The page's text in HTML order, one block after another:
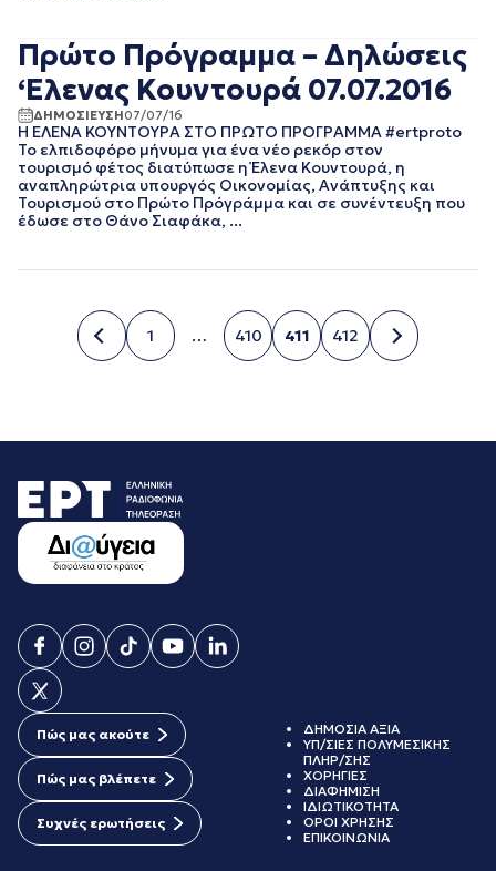
Πρώτο Πρόγραμμα – Δηλώσεις
‘Ελενας Κουντουρά 07.07.2016
ΔΗΜΟΣΙΕΥΣΗ07/07/16
Η ΕΛΕΝΑ ΚΟΥΝΤΟΥΡΑ ΣΤΟ ΠΡΩΤΟ ΠΡΟΓΡΑΜΜΑ #ertproto
Το ελπιδοφόρο μήνυμα για ένα νέο ρεκόρ στον
τουρισμό φέτος διατύπωσε η Έλενα Κουντουρά, η
αναπληρώτρια υπουργός Οικονομίας, Ανάπτυξης και
Τουρισμού στο Πρώτο Πρόγράμμα και σε συνέντευξη που
έδωσε στο Θάνο Σιαφάκα, ...
Σελίδα
1
…
Σελίδα
410
Σελίδα
411
Σελίδα
412
Πώς μας ακούτε
Πώς μας βλέπετε
Συχνές ερωτήσεις
ΔΗΜΟΣΙΑ ΑΞΙΑ
ΥΠ/ΣΙΕΣ ΠΟΛΥΜΕΣΙΚΗΣ
ΠΛΗΡ/ΣΗΣ
ΧΟΡΗΓΙΕΣ
ΔΙΑΦΗΜΙΣΗ
ΙΔΙΩΤΙΚΟΤΗΤΑ
ΟΡΟΙ ΧΡΗΣΗΣ
ΕΠΙΚΟΙΝΩΝΙΑ